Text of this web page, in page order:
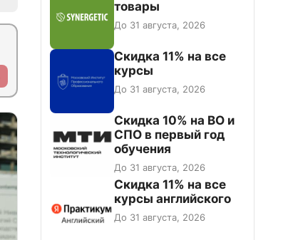
товары
До 31 августа, 2026
Скидка 11% на все
курсы
До 31 августа, 2026
Скидка 10% на ВО и
СПО в первый год
обучения
До 31 августа, 2026
Скидка 11% на все
курсы английского
До 31 августа, 2026